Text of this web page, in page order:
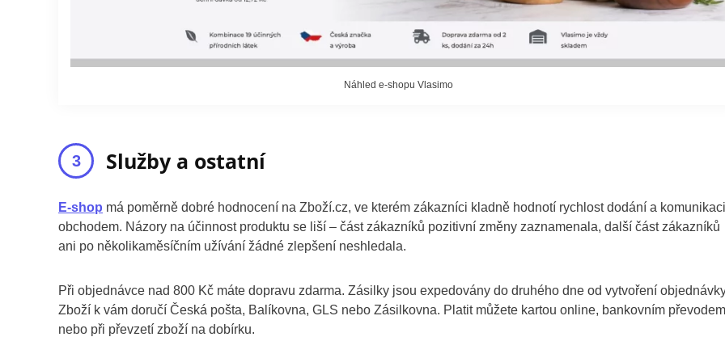
Náhled e-shopu Vlasimo
Služby a ostatní
E-shop má poměrně dobré hodnocení na Zboží.cz, ve kterém zákazníci kladně hodnotí rychlost dodání a
obchodem. Názory na účinnost produktu se liší – část zákazníků pozitivní změny zaznamenala, další část zákazníků
ani po několikaměsíčním užívání žádné zlepšení neshledala.
Při objednávce nad 800 Kč máte dopravu zdarma. Zásilky jsou expedovány do druhého dne od vytvoření
Zboží k vám doručí Česká pošta, Balíkovna, GLS nebo Zásilkovna. Platit můžete kartou online, bankovním převodem
nebo při převzetí zboží na dobírku.